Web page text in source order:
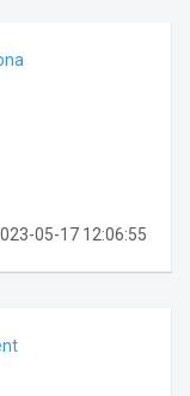
05-17 12:06:55